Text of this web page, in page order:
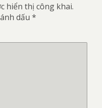
hiển thị công khai.
dấu *